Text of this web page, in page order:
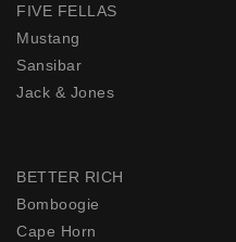
FIVE FELLAS
Mustang
Sansibar
Jack & Jones
BETTER RICH
Bomboogie
Cape Horn